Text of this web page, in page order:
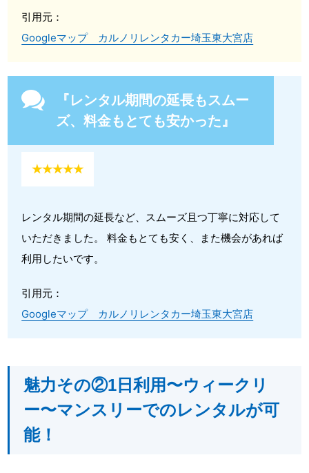
引用元：
Googleマップ カルノリレンタカー埼玉東大宮店
『レンタル期間の延長もスムー
ズ、料金もとても安かった』
★★★★★
レンタル期間の延長など、スムーズ且つ丁寧に対応して
いただきました。 料金もとても安く、また機会があれば
利用したいです。
引用元：
Googleマップ カルノリレンタカー埼玉東大宮店
魅力その②1日利用〜ウィークリ
ー〜マンスリーでのレンタルが可
能！